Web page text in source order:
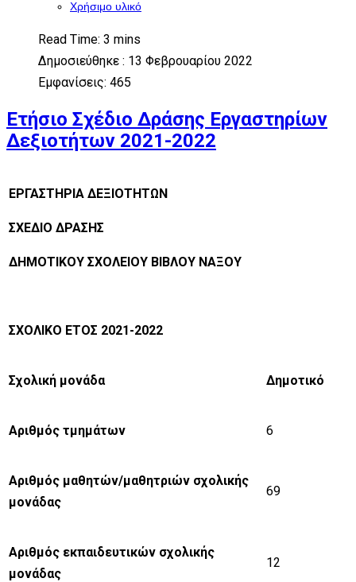
Χρήσιμο υλικό
Read Time: 3 mins
Δημοσιεύθηκε : 13 Φεβρουαρίου 2022
Εμφανίσεις: 465
Ετήσιο Σχέδιο Δράσης Εργαστηρίων
Δεξιοτήτων 2021-2022
ΕΡΓΑΣΤΗΡΙΑ ΔΕΞΙΟΤΗΤΩΝ
ΣΧΕΔΙΟ ΔΡΑΣΗΣ
ΔΗΜΟΤΙΚΟY ΣΧΟΛΕΙΟY ΒΙΒΛΟΥ ΝΑΞΟΥ
ΣΧΟΛΙΚΟ ΕΤΟΣ 2021-2022
Σχολική μονάδα Δημοτικό
Αριθμός τμημάτων 6
Αριθμός μαθητών/μαθητριών σχολικής
μονάδας
69
Αριθμός εκπαιδευτικών σχολικής
μονάδας
12